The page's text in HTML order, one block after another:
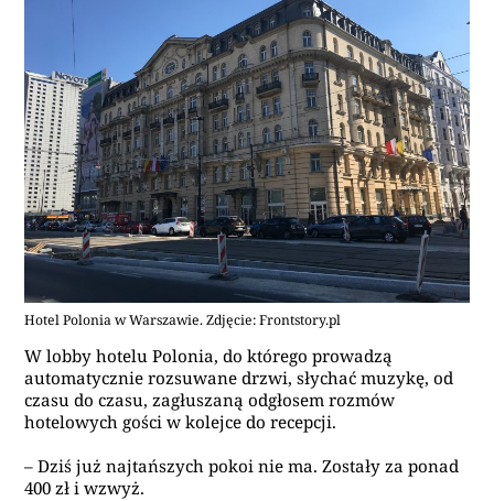
Hotel Polonia w Warszawie. Zdjęcie: Frontstory.pl
W lobby hotelu Polonia, do którego prowadzą
automatycznie rozsuwane drzwi, słychać muzykę, od
czasu do czasu, zagłuszaną odgłosem rozmów
hotelowych gości w kolejce do recepcji.
– Dziś już najtańszych pokoi nie ma. Zostały za ponad
400 zł i wzwyż.